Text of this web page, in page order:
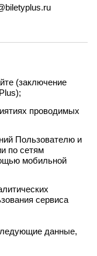
(заключение
проводимых
Пользователю и
по сетям
мобильной
сервиса
данные,